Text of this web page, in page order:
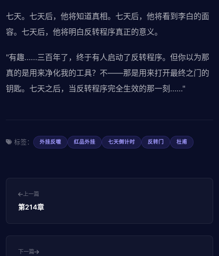
七天。七天后，他将知道真相。七天后，他将看到李白的面
容。七天后，他将明白反转程序真正的意义。
"有趣……三百年了，终于有人启动了反转程序。但你以为那
真的是用来净化我的工具？不——那是用来打开最终之门的
钥匙。七天之后，当反转程序完全生效的那一刻……"
标签： 外挂反噬 红品外挂 七天倒计时 反转门 杜甫
上一篇
第214章
下一篇